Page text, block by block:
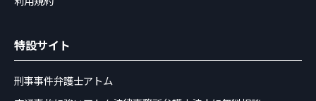
特設サイト
刑事事件弁護士アトム